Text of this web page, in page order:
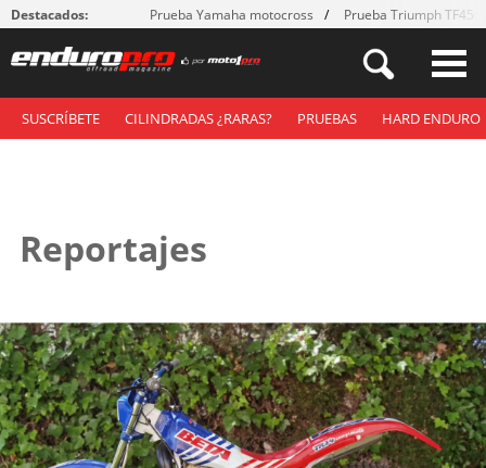
Destacados: Prueba Yamaha motocross Prueba Triumph
SUSCRÍBETE CILINDRADAS ¿RARAS? PRUEBAS HARD ENDURO
Reportajes
Páginas